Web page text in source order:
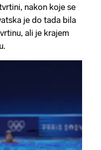
nakon koje se
je do tada bila
ali je krajem